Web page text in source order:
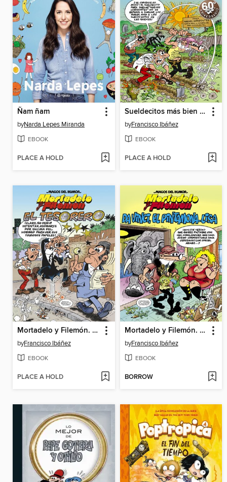
Ñam ñam
byNarda Lepes Miranda
EBOOK
PLACE A HOLD
Sueldecitos más bien bajitos...
byFrancisco Ibáñez
EBOOK
PLACE A HOLD
Mortadelo y Filemón. El tesorero
byFrancisco Ibáñez
EBOOK
PLACE A HOLD
Mortadelo y Filemón. Da Vinci, el pintamona... Lisa
byFrancisco Ibáñez
EBOOK
BORROW